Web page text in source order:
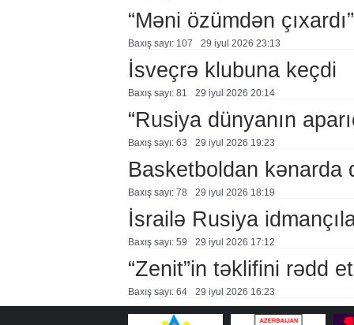
“Məni özümdən çıxardı”
Baxış sayı: 107 29 i̇yul 2026 23:13
İsveçrə klubuna keçdi
Baxış sayı: 81 29 i̇yul 2026 20:14
“Rusiya dünyanın
Baxış sayı: 63 29 i̇yul 2026 19:23
Basketboldan kənarda
Baxış sayı: 78 29 i̇yul 2026 18:19
İsrailə Rusiya
Baxış sayı: 59 29 i̇yul 2026 17:12
“Zenit”in təklifini rədd
Baxış sayı: 64 29 i̇yul 2026 16:23